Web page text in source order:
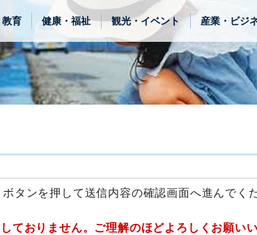
育 健康・福祉 観光・イベント 産業・ビジ
タンを押して送信内容の確認画面へ進んでく
ておりません。ご理解のほどよろしくお願い